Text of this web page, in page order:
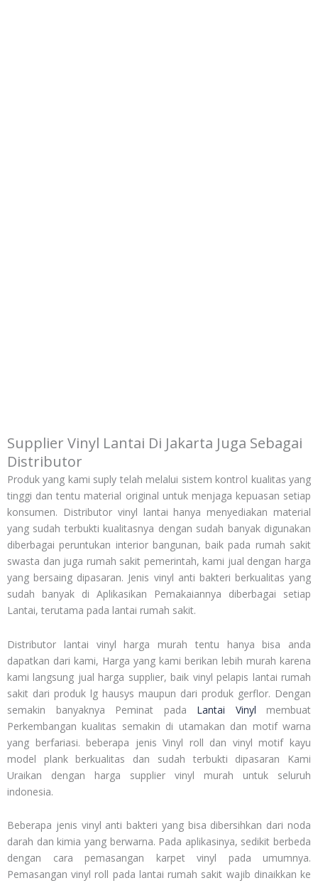
Supplier Vinyl Lantai Di Jakarta Juga Sebagai
Distributor
Produk yang kami suply telah melalui sistem kontrol kualitas yang
tinggi dan tentu material original untuk menjaga kepuasan setiap
konsumen. Distributor vinyl lantai hanya menyediakan material
yang sudah terbukti kualitasnya dengan sudah banyak digunakan
diberbagai peruntukan interior bangunan, baik pada rumah sakit
swasta dan juga rumah sakit pemerintah, kami jual dengan harga
yang bersaing dipasaran. Jenis vinyl anti bakteri berkualitas yang
sudah banyak di Aplikasikan Pemakaiannya diberbagai setiap
Lantai, terutama pada lantai rumah sakit.
Distributor lantai vinyl harga murah tentu hanya bisa anda
dapatkan dari kami, Harga yang kami berikan lebih murah karena
kami langsung jual harga supplier, baik vinyl pelapis lantai rumah
sakit dari produk lg hausys maupun dari produk gerflor. Dengan
semakin banyaknya Peminat pada Lantai Vinyl membuat
Perkembangan kualitas semakin di utamakan dan motif warna
yang berfariasi. beberapa jenis Vinyl roll dan vinyl motif kayu
model plank berkualitas dan sudah terbukti dipasaran Kami
Uraikan dengan harga supplier vinyl murah untuk seluruh
indonesia.
Beberapa jenis vinyl anti bakteri yang bisa dibersihkan dari noda
darah dan kimia yang berwarna. Pada aplikasinya, sedikit berbeda
dengan cara pemasangan karpet vinyl pada umumnya.
Pemasangan vinyl roll pada lantai rumah sakit wajib dinaikkan ke